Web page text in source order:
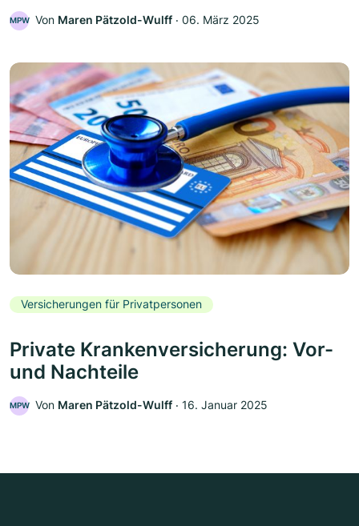
MPW Von Maren Pätzold-Wulff ‧ 06. März 2025
Versicherungen für Privatpersonen
Private Krankenversicherung: Vor-
und Nachteile
MPW Von Maren Pätzold-Wulff ‧ 16. Januar 2025